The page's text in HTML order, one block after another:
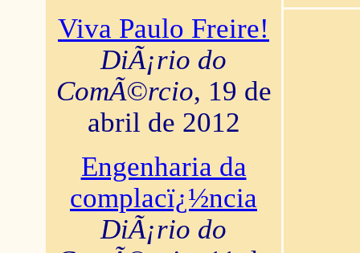
Viva Paulo Freire!
DiÃ¡rio do
ComÃ©rcio, 19 de
abril de 2012
Engenharia da
complacï¿½ncia
DiÃ¡rio do